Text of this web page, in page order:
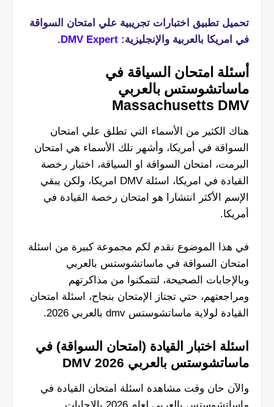
تحميل تطبيق اختبارات تجريبية علي امتحان السواقة
في امريكا بالعربية والإنجليزية: DMV Expert
.
أسئلة امتحان السياقة في
ماساتشوستس بالعربي
Massachusetts DMV
هناك الكثير من الأسماء التي تطلق علي امتحان
السواقة في أمريكا، وأشهر تلك الأسماء هي امتحان
البرمت، امتحان السواقة او السياقة، اختبار رخصة
القيادة في امريكا، اسئلة DMV امريكا، ولكن يبقي
الإسم الأكثر انتشارا هو امتحان رخصة القيادة في
أمريكا.
في هذا الموضوع نقدم لكم مجموعة كبيرة من اسئلة
امتحان السواقة في ماساتشوستس بالعربي
وبالإجابات الصحيحة، لتتمكنوا من مذاكرتهم
ومراجعتهم، حتي تجتاز الإمتحان بنجاح، اسئلة امتحان
القيادة لولاية ماساتشوستس dmv بالعربي 2026.
اسئلة اختبار القيادة (امتحان السواقة) في
ماساتشوستس بالعربي DMV 2026
والآن حان وقت مشاهدة اسئلة امتحان القيادة في